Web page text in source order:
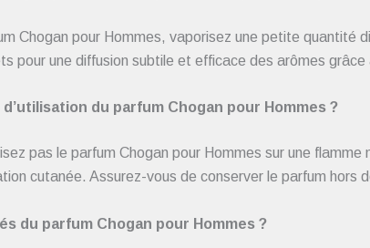
Chogan pour Hommes, vaporisez une petite quantité
pour une diffusion subtile et efficace des arômes grâce
du parfum Chogan pour Hommes ?
pas le parfum Chogan pour Hommes sur une
cutanée. Assurez-vous de conserver le parfum hors
du parfum Chogan pour Hommes ?